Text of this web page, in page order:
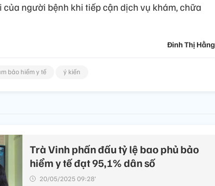
người bệnh khi tiếp cận dịch vụ khám, chữa
Đinh Thị Hằng
bảo hiểm y tế ý kiến
Trà Vinh phấn đấu tỷ lệ bao phủ bảo
hiểm y tế đạt 95,1% dân số
20/05/2025 09:28’